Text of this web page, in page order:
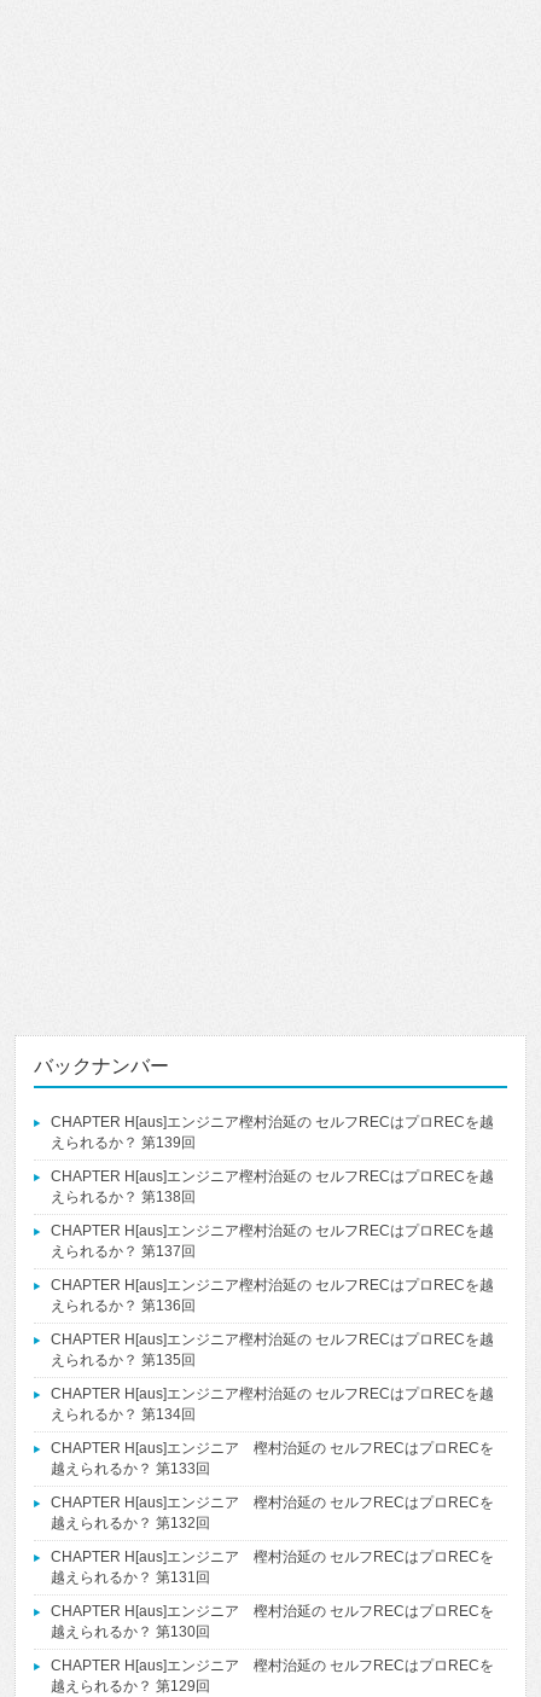
バックナンバー
CHAPTER H[aus]エンジニア樫村治延の セルフRECはプロRECを越
えられるか？ 第139回
CHAPTER H[aus]エンジニア樫村治延の セルフRECはプロRECを越
えられるか？ 第138回
CHAPTER H[aus]エンジニア樫村治延の セルフRECはプロRECを越
えられるか？ 第137回
CHAPTER H[aus]エンジニア樫村治延の セルフRECはプロRECを越
えられるか？ 第136回
CHAPTER H[aus]エンジニア樫村治延の セルフRECはプロRECを越
えられるか？ 第135回
CHAPTER H[aus]エンジニア樫村治延の セルフRECはプロRECを越
えられるか？ 第134回
CHAPTER H[aus]エンジニア 樫村治延の セルフRECはプロRECを
越えられるか？ 第133回
CHAPTER H[aus]エンジニア 樫村治延の セルフRECはプロRECを
越えられるか？ 第132回
CHAPTER H[aus]エンジニア 樫村治延の セルフRECはプロRECを
越えられるか？ 第131回
CHAPTER H[aus]エンジニア 樫村治延の セルフRECはプロRECを
越えられるか？ 第130回
CHAPTER H[aus]エンジニア 樫村治延の セルフRECはプロRECを
越えられるか？ 第129回